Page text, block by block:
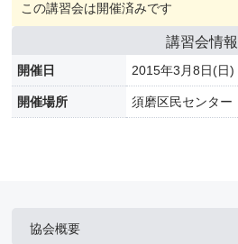
この講習会は開催済みです
講習会情報
開催日 2015年3月8日(日
開催場所 須磨区民センター
協会概要